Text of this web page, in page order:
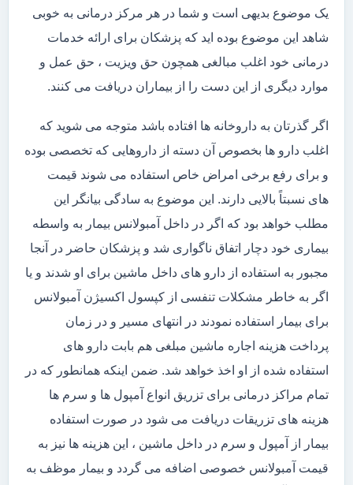
یک موضوع بدیهی است و شما در هر مرکز درمانی به خوبی
شاهد این موضوع بوده اید که پزشکان برای ارائه خدمات
درمانی خود اغلب مبالغی همچون حق ویزیت ، حق عمل و
موارد دیگری از این دست را از بیماران دریافت می کنند.
اگر گذرتان به داروخانه ها افتاده باشد متوجه می شوید که
اغلب دارو ها بخصوص آن دسته از داروهایی که تخصصی بوده
و برای رفع برخی امراض خاص استفاده می شوند قیمت
های نسبتاً بالایی دارند. این موضوع به سادگی بیانگر این
مطلب خواهد بود که اگر در داخل آمبولانس بیمار به واسطه
بیماری خود دچار اتفاق ناگواری شد و پزشکان حاضر در آنجا
مجبور به استفاده از دارو های داخل ماشین برای او شدند و یا
اگر به خاطر مشکلات تنفسی از کپسول اکسیژن آمبولانس
برای بیمار استفاده نمودند در انتهای مسیر و در زمان
پرداخت هزینه اجاره ماشین مبلغی هم بابت دارو های
استفاده شده از او اخذ خواهد شد. ضمن اینکه همانطور که در
تمام مراکز درمانی برای تزریق انواع آمپول ها و سرم ها
هزینه های تزریقات دریافت می شود در صورت استفاده
بیمار از آمپول و سرم در داخل ماشین ، این هزینه ها نیز به
قیمت آمبولانس خصوصی اضافه می گردد و بیمار موظف به